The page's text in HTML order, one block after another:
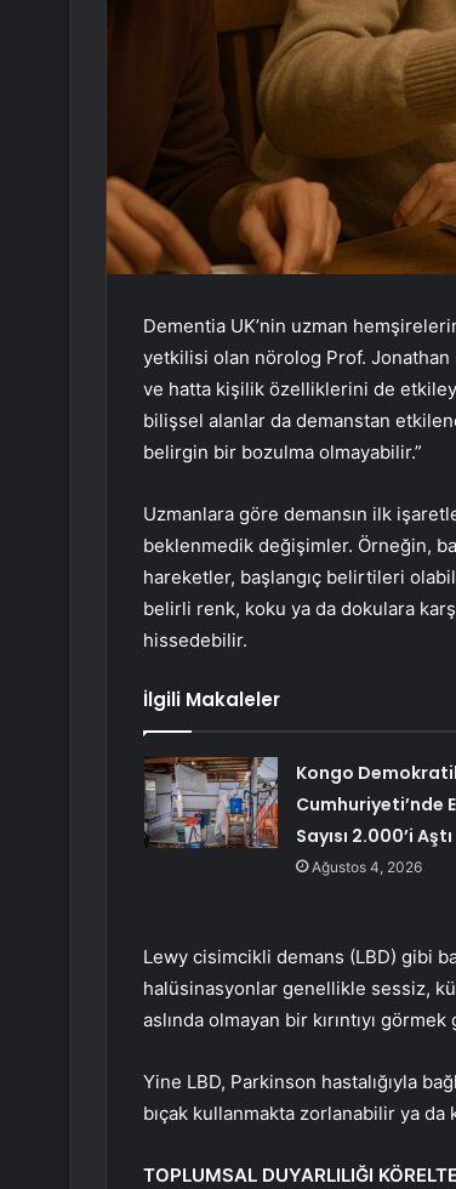
Dementia UK’nin uzman
yetkilisi olan nörolog Prof. Jonathan
ve hatta kişilik özelliklerini de
bilişsel alanlar da demanstan
belirgin bir bozulma olmayabilir.”
Uzmanlara göre demansın ilk
beklenmedik değişimler. Örneğin,
hareketler, başlangıç belirtileri
belirli renk, koku ya da dokulara
hissedebilir.
İlgili Makaleler
Kongo
Cumhuriyeti’nde
Sayısı 2.000’i Aştı
Ağustos 4, 2026
Lewy cisimcikli demans (LBD) gibi
halüsinasyonlar genellikle sessiz,
aslında olmayan bir kırıntıyı görmek
Yine LBD, Parkinson hastalığıyla
bıçak kullanmakta zorlanabilir ya
TOPLUMSAL DUYARLILIĞI